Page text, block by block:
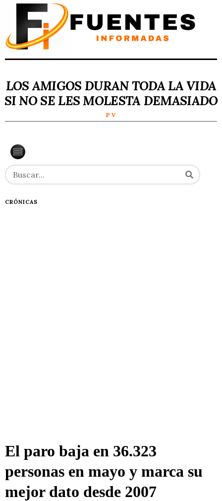
LOS AMIGOS DURAN TODA LA VIDA
SI NO SE LES MOLESTA DEMASIADO
P V
CRÓNICAS
El paro baja en 36.323
personas en mayo y marca su
mejor dato desde 2007